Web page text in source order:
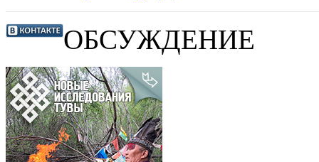
ОБСУЖДЕНИЕ